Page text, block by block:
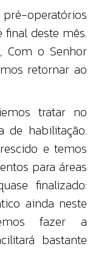
pré-operatórios
deste mês.
Com o Senhor
retornar ao
tratar no
de habilitação.
e temos
para áreas
finalizado:
ainda neste
fazer a
bastante